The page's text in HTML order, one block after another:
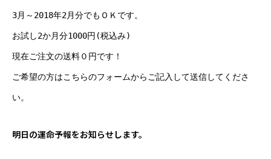
3月～2018年2月分でもＯＫです。
お試し2か月分1000円(税込み)
現在ご注文の送料０円です！
ご希望の方はこちらのフォームからご記入して送信してくださ
い。
明日の運命予報をお知らせします。